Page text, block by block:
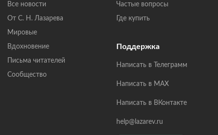
Все новости
От С. Н. Лазарева
Мировые
Вдохновение
Письма читателей
Сообщество
Частые вопросы
Где купить
Поддержка
Написать в Телеграмм
Написать в MAX
Написать в ВКонтакте
help@lazarev.ru